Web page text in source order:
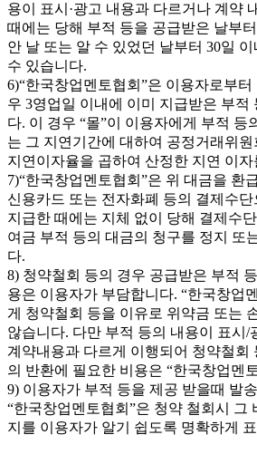
용이 표시·광고 내용과 다르거나 계약
때에는 당해 부적 등을 공급받은 날부
안 날 또는 알 수 있었던 날부터 30일
수 있습니다.
6)“한국창업멘토협회”은 이용자로부
우 3영업일 이내에 이미 지급받은 부적
다. 이 경우 “몰”이 이용자에게 부적 등
는 그 지연기간에 대하여 공정거래위
지연이자율을 곱하여 산정한 지연 이
7)“한국창업멘토협회”은 위 대금을 환
신용카드 또는 전자화폐 등의 결제수
지급한 때에는 지체 없이 당해 결제수
여금 부적 등의 대금의 청구를 정지 또
다.
8) 청약철회 등의 경우 공급받은 부적
용은 이용자가 부담합니다. “한국창업
게 청약철회 등을 이유로 위약금 또는
않습니다. 다만 부적 등의 내용이 표시/
계약내용과 다르게 이행되어 청약철회
의 반환에 필요한 비용은 “한국창업멘
9) 이용자가 부적 등을 제공 받을때 발
“한국창업멘토협회”은 청약 철회시 그
지를 이용자가 알기 쉽도록 명확하게